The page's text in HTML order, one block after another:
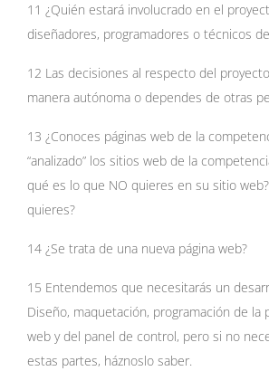
11 ¿Quién estará involucrado en el
diseñadores, programadores o técnicos
12 Las decisiones al respecto del
manera autónoma o dependes de otras
13 ¿Conoces páginas web de la
“analizado” los sitios web de la
qué es lo que NO quieres en su sitio web?
quieres?
14 ¿Se trata de una nueva página web?
15 Entendemos que necesitarás un
Diseño, maquetación, programación de la
web y del panel de control, pero si no
estas partes, háznoslo saber.